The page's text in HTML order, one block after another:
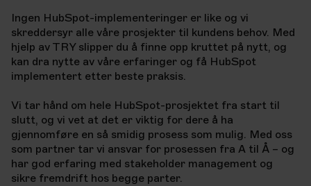
Ingen HubSpot-implementeringer er like og vi
skreddersyr alle våre prosjekter til kundens behov. Med
hjelp av TRY slipper du å finne opp kruttet på nytt, og
kan dra nytte av våre erfaringer og få HubSpot
implementert etter beste praksis.
Vi tar hånd om hele HubSpot-prosjektet fra start til
slutt, og vi vet at det er viktig for dere å ha
gjennomføre en så smidig prosess som mulig. Med oss
som partner tar vi ansvar for prosessen fra A til Å – og
har god erfaring med stakeholder management og
sikre fremdrift hos begge parter.